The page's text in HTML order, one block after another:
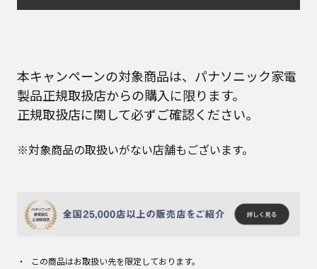
本キャンペーンの対象商品は、パナソニック家電
製品正規取扱店からの購入に限ります。
正規取扱店に関して必ずご確認ください。
※対象商品の取扱いがない店舗もございます。
この商品はお取扱い先を限定しております。